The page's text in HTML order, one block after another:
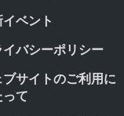
ベント
イバシーポリシー
ブサイトのご利用に
って